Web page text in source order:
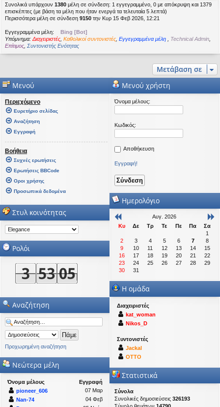
Συνολικά υπάρχουν 1380 μέλη σε σύνδεση: 1 εγγεγραμμένο, 0 με απόκρυψη και 1379
επισκέπτες (με βάση τα μέλη που ήταν ενεργά τα τελευταία 5 λεπτά)
Περισσότερα μέλη σε σύνδεση 9150 την Κυρ 15 Φεβ 2026, 12:21
Εγγεγραμμένα μέλη:
Bing [Bot]
Υπόμνημα: Διαχειριστές Καθολικοί συντονιστές Εγγεγραμμένα μέλη Technical Admin
Επίτιμος Συντονιστής Ενότητας
Μετάβαση σε
Μενού
Περιεχόμενο
Ευρετήριο σελίδας
Αναζήτηση
Εγγραφή
Βοήθεια
Συχνές ερωτήσεις
Ερωτήσεις BBCode
Οροι χρήσης
Προσωπικά δεδομένα
Στυλ κοινότητας
Ρολόι
Αναζήτηση
Προχωρημένη αναζήτηση
Νεώτερα μέλη
Όνομα μέλους
Εγγραφή
pioneer_606
07 Μαρ
Nan-74
04 Φεβ
Μενού χρήστη
Όνομα μέλους:
Κωδικός:
Αποθήκευση
Εγγραφή!
Ημερολόγιο
Αυγ. 2026
Κυ
Δε Τρ Τε Πε Πα
Σα
1
2
3 4 5 6 7
8
9
10 11 12 13 14
15
16
17 18 19 20 21
22
23
24 25 26 27 28
29
30
31
Η ομάδα
Διαχειριστές
kat_woman
Nikos_D
Συντονιστές
Jackal
OTTO
Στατιστικά
Σύνολα
Συνολικές δημοσιεύσεις326193